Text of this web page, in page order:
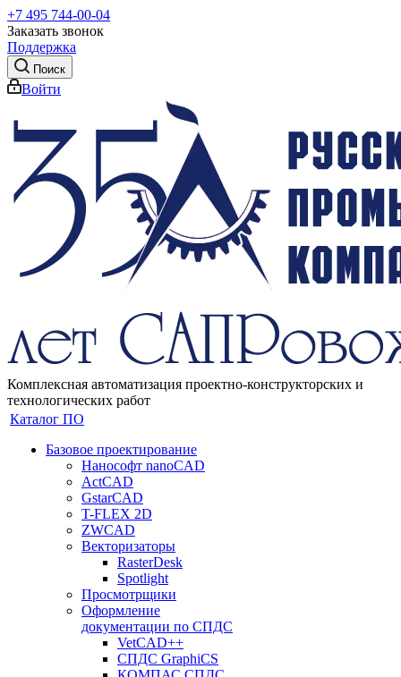
+7 495 744-00-04
Заказать звонок
Поддержка
Поиск
Войти
Комплексная автоматизация проектно-конструкторских и
технологических работ
Каталог ПО
Базовое проектирование
Нанософт nanoCAD
ActCAD
GstarCAD
T-FLEX 2D
ZWCAD
Векторизаторы
RasterDesk
Spotlight
Просмотрщики
Оформление
документации по СПДС
VetCAD++
СПДС GraphiCS